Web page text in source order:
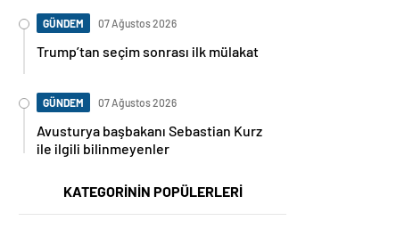
GÜNDEM 07 Ağustos 2026
Trump’tan seçim sonrası ilk mülakat
GÜNDEM 07 Ağustos 2026
Avusturya başbakanı Sebastian Kurz
ile ilgili bilinmeyenler
KATEGORİNİN POPÜLERLERİ